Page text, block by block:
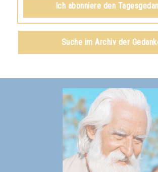
das Licht in euch aufgesogen habt, könnt ihr
Licht in die ganze Welt zu schicken, um allen
Omraam
Siehe das BuchDas Licht, lebendiger Geist
Ich abonniere den
Suche im Archiv der